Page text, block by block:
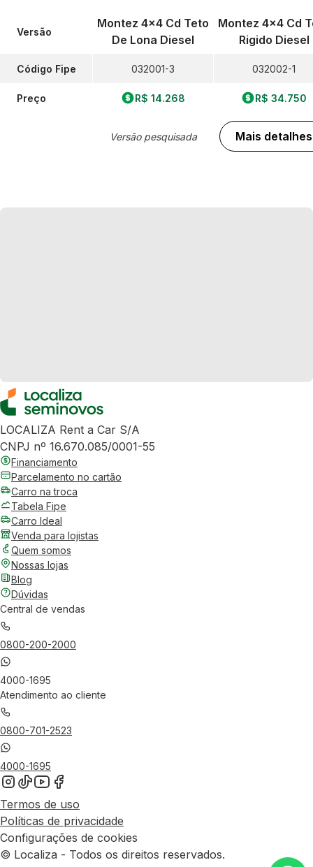
Versão
Código Fipe
Preço
Montez 4x4 Cd Teto
De Lona Diesel
032001-3
R$ 14.268
Versão pesquisada
Montez 4x4 Cd
Rigido Diesel
032002-1
R$ 34.750
Mais detalhes
LOCALIZA Rent a Car S/A
CNPJ nº 16.670.085/0001-55
Financiamento
Parcelamento no cartão
Carro na troca
Tabela Fipe
Carro Ideal
Venda para lojistas
Quem somos
Nossas lojas
Blog
Dúvidas
Central de vendas
0800-200-2000
4000-1695
Atendimento ao cliente
0800-701-2523
4000-1695
Termos de uso
Políticas de privacidade
Configurações de cookies
© Localiza - Todos os direitos reservados.